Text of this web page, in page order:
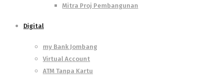
Mitra Proj Pembangunan
Digital
my Bank Jombang
Virtual Account
ATM Tanpa Kartu